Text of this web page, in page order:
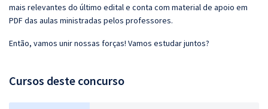
mais relevantes do último edital e conta com material de apoio em
PDF das aulas ministradas pelos professores.
Então, vamos unir nossas forças! Vamos estudar juntos?
Cursos deste concurso